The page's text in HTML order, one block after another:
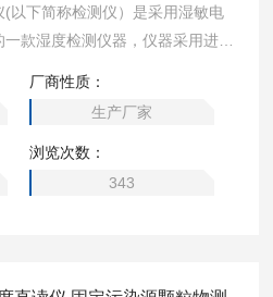
以下简称检测仪）是采用湿敏电
款湿度检测仪器，仪器采用进口
广泛应用于锅炉、炉窑以及各种
执行标准： GB/T 11605 -2005
厂商性质：
生产厂家
浏览次数：
343